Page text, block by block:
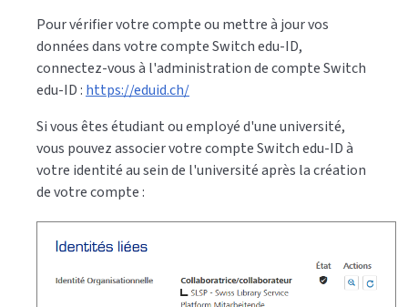
Pour vérifier votre compte ou mettre à jour vos
données dans votre compte Switch edu-ID,
connectez-vous à l'administration de compte Switch
edu-ID : https://eduid.ch/
Si vous êtes étudiant ou employé d'une université,
vous pouvez associer votre compte Switch edu-ID à
votre identité au sein de l'université après la création
de votre compte :